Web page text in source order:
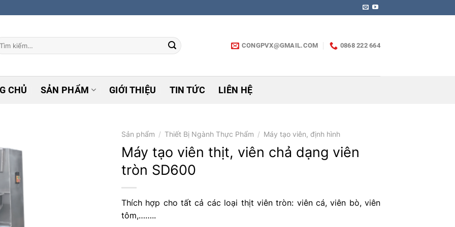
CONGPVX@GMAIL.COM 0868 222 664
CHỦ SẢN PHẨM GIỚI THIỆU TIN TỨC LIÊN HỆ
Sản phẩm / Thiết Bị Ngành Thực Phẩm / Máy tạo viên, định hình
Máy tạo viên thịt, viên chả dạng viên
tròn SD600
Thích hợp cho tất cả các loại thịt viên tròn: viên cá, viên bò, viên
tôm,……..